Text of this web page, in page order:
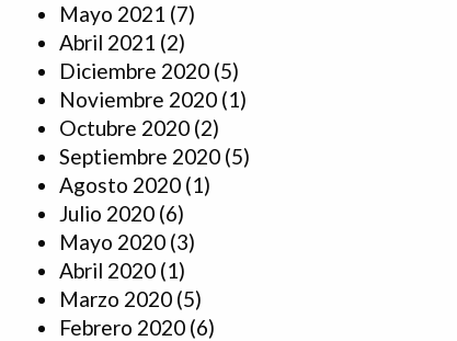
Mayo 2021 (7)
Abril 2021 (2)
Diciembre 2020 (5)
Noviembre 2020 (1)
Octubre 2020 (2)
Septiembre 2020 (5)
Agosto 2020 (1)
Julio 2020 (6)
Mayo 2020 (3)
Abril 2020 (1)
Marzo 2020 (5)
Febrero 2020 (6)